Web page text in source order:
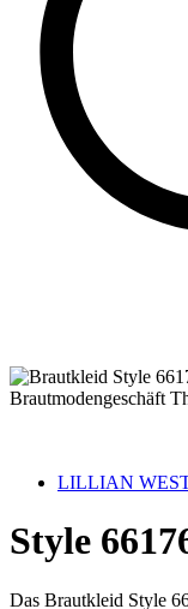
LILLIAN
Style
Das Brautkleid Style